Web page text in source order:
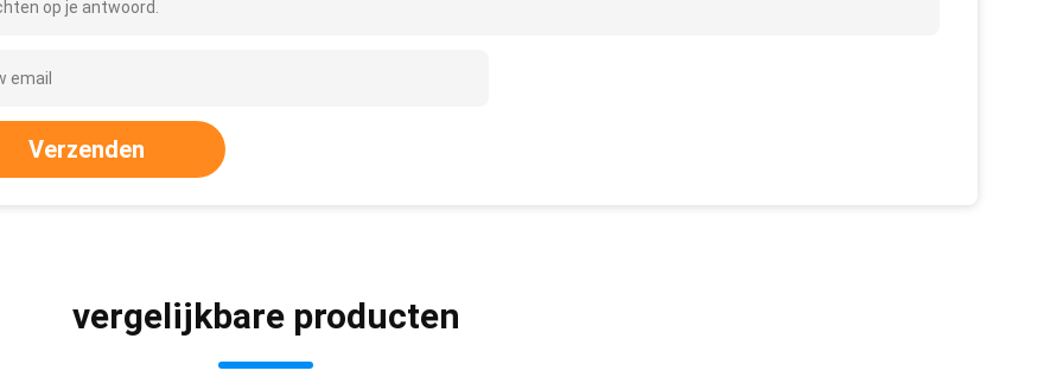
op je antwoord.
Verzenden
vergelijkbare producten